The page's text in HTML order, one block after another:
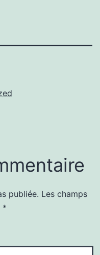
publiée. Les champs
*